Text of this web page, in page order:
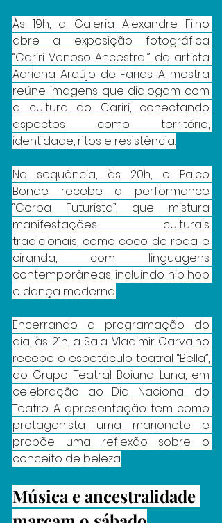
Às 19h, a Galeria Alexandre Filho
abre a exposição fotográfica
“Cariri Venoso Ancestral”, da artista
Adriana Araújo de Farias. A mostra
reúne imagens que dialogam com
a cultura do Cariri, conectando
aspectos como território,
identidade, ritos e resistência.
Na sequência, às 20h, o Palco
Bonde recebe a performance
“Corpa Futurista”, que mistura
manifestações culturais
tradicionais, como coco de roda e
ciranda, com linguagens
contemporâneas, incluindo hip hop
e dança moderna.
Encerrando a programação do
dia, às 21h, a Sala Vladimir Carvalho
recebe o espetáculo teatral “Bella”,
do Grupo Teatral Boiuna Luna, em
celebração ao Dia Nacional do
Teatro. A apresentação tem como
protagonista uma marionete e
propõe uma reflexão sobre o
conceito de beleza.
Música e ancestralidade